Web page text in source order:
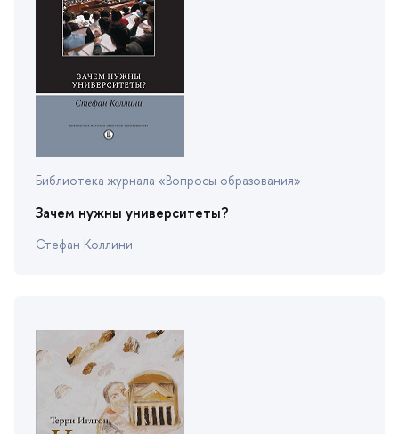
Библиотека журнала «Вопросы образования»
Зачем нужны университеты?
Стефан Коллини